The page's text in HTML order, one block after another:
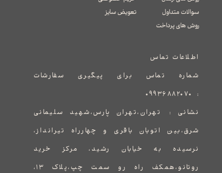
سوالات متداول
​​​​​​​روش های پرداخت
تعویض سایز
اطلاعات تماس
شماره تماس برای پیگیری سفارشات
: ۰۹۹۳۶۸۸۲۰۷۰
نشانی : ​​​​​​​​​​​​​​تهران،تهران پارس،شهید سلیمانی
شرق،بین اتوبان باقری و چهارراه تیرانداز،
نرسیده به خیابان رشید، مرکز خرید
روتانو،همکف راه رو سمت چپ،پلاک ۱۳،